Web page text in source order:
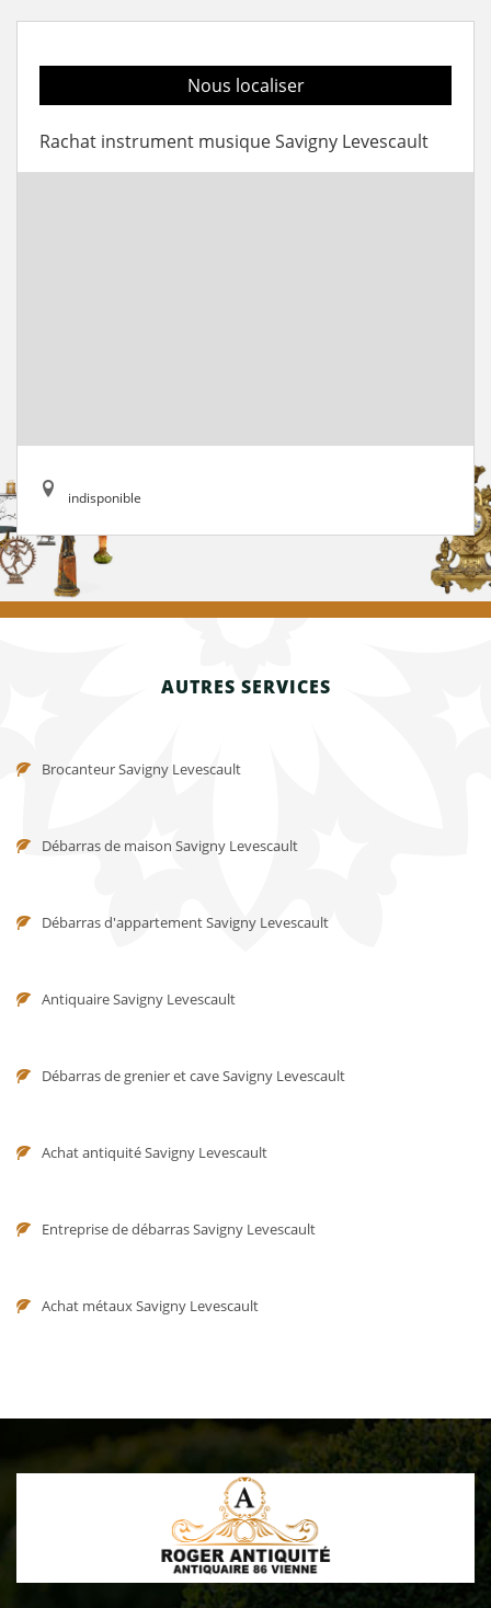
Nous localiser
Rachat instrument musique Savigny Levescault
indisponible
AUTRES SERVICES
Brocanteur Savigny Levescault
Débarras de maison Savigny Levescault
Débarras d'appartement Savigny Levescault
Antiquaire Savigny Levescault
Débarras de grenier et cave Savigny Levescault
Achat antiquité Savigny Levescault
Entreprise de débarras Savigny Levescault
Achat métaux Savigny Levescault